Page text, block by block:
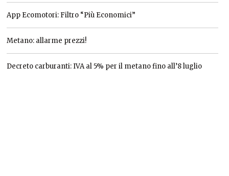
App Ecomotori: Filtro “Più Economici”
Metano: allarme prezzi!
Decreto carburanti: IVA al 5% per il metano fino all’8 luglio